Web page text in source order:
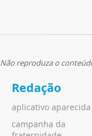
Não reproduza o
Redação
aplicativo aparecida
campanha da